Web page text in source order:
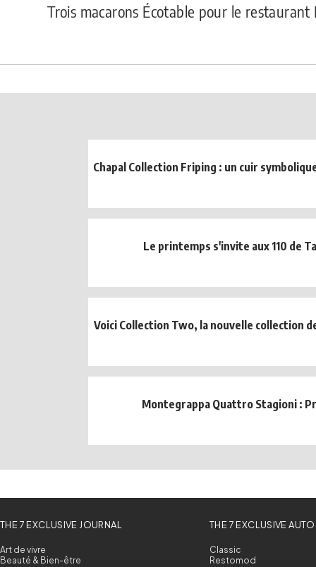
Trois macarons Écotable pour le restaurant
Chapal Collection Friping : un cuir
Le printemps s'invite aux 110 de
Voici Collection Two, la nouvelle collection
Montegrappa Quattro Stagioni :
THE 7 EXCLUSIVE JOURNAL
Art de vivre
Beauté & Bien-être
THE 7 EXCLUSIVE AUTO
Classic
Restomod